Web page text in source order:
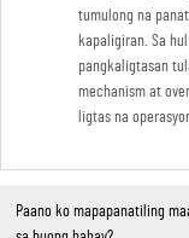
tumulong na
kapaligiran. Sa
pangkaligtasan
mechanism at
ligtas na
Paano ko mapapanatiling